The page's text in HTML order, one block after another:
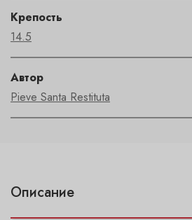
Крепость
14.5
Автор
Pieve Santa Restituta
Описание